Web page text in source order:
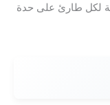
لكل طارئ على حدة